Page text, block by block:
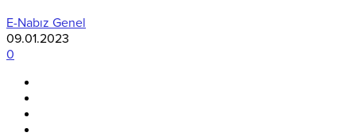
E-Nabız Genel
09.01.2023
0